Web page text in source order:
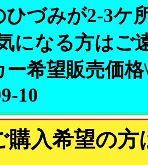
ひづみが2-3ケ
になる方はご
希望販売価格
10